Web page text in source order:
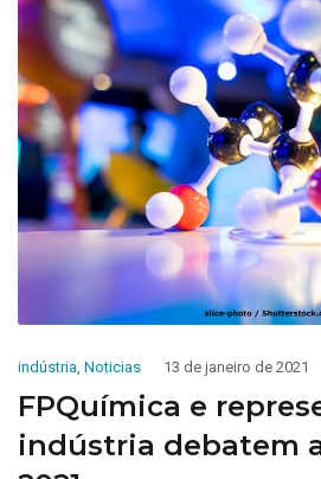
indústria Noticias 13 de janeiro de 2021
FPQuímica e
indústria debatem